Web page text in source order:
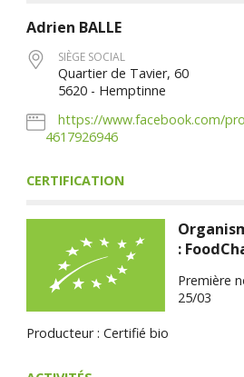
Adrien BALLE
SIÈGE SOCIAL
Quartier de Tavier, 60
5620 - Hemptinne
https://www.facebook.com/
4617926946
CERTIFICATION
:
Première
25/03
Producteur : Certifié bio